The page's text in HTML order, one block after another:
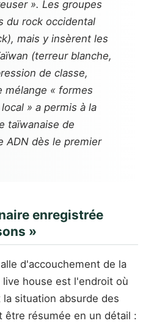
». Les groupes
du rock occidental
mais y insèrent les
(terreur blanche,
de classe,
mélange « formes
» a permis à la
taïwanaise de
ADN dès le premier
enregistrée
»
d'accouchement de la
house est l'endroit où
situation absurde des
être résumée en un détail :